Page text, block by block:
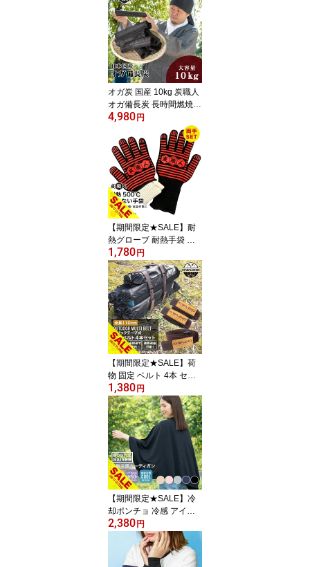
テリア 焚き付けセット
小割薪セット 薪ストーブ
ピザ窯 石窯 燃料着火剤
キャンプファイヤー 災害
備蓄用 木材 カット済み
まき【takumu】
オガ炭 国産 10kg 炭職人
オガ備長炭 長時間燃焼
高火力 白炭 オガ 備長炭
高品質 焼き鳥 焼肉 キャ
ンプ ソロキャンプ バー
ベキュー BBQ 飲食店 業
務用 アウトドア 木炭 七
輪 囲炉裏 おがたん おが
すみ 炭火焼 七輪 コンロ
グリル 燃料 日本産 練り
炭 成形炭【yama】
4,980円
【期間限定★SALE】耐
熱グローブ 耐熱手袋 バ
ーベキュー キャンプ グ
ローブ 両手 2枚 BBQ 高
温 ミトン 鍋つかみ 熱く
ない 左右セット 滑り止
め シリコン手袋 軍手 5本
指 耐熱 500℃ 932°F 焚
き火 オーブン グローブ
男女兼用 防災グッズ 災
害【meru】
1,780円
【期間限定★SALE】荷
物 固定 ベルト 4本 セッ
ト 荷締めベルト 荷締バ
ンド 固定ベルト 固定バ
ンド 多用途 ストラップ
荷物ベルト マジックバン
ド 結束バンド マジック
テープ 荷造りバンド ア
ウトドア キャンプ 旅行
釣り【meru】
1,380円
【期間限定★SALE】冷
却ポンチョ 冷感 アイス
ポンチョ 遮熱 カーディ
ガン UVカット 暑さ対策
グッツ 接触冷感 UV ポン
チョ ひざ掛け 夏用 紫外
2,380円